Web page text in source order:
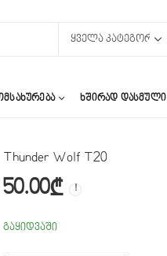
ᲮᲨᲘᲠᲐᲓ ᲓᲐᲡᲛᲣᲚᲘ
Thunder Wolf T20
50.00₾
გაყიდვაში